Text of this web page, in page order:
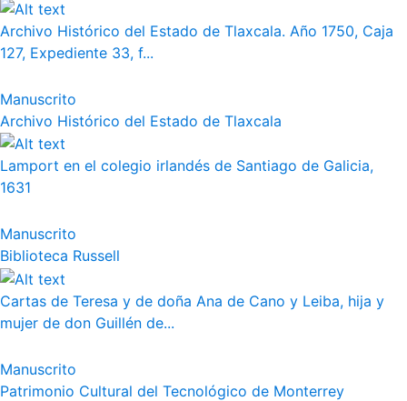
Archivo Histórico del Estado de Tlaxcala. Año 1750, Caja
127, Expediente 33, f...
Manuscrito
Archivo Histórico del Estado de Tlaxcala
Lamport en el colegio irlandés de Santiago de Galicia,
1631
Manuscrito
Biblioteca Russell
Cartas de Teresa y de doña Ana de Cano y Leiba, hija y
mujer de don Guillén de...
Manuscrito
Patrimonio Cultural del Tecnológico de Monterrey